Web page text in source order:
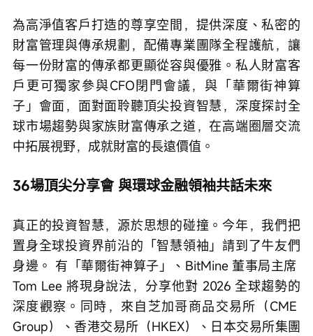
為高淨值客戶打造的尊享空間，提供深度、私密的
財富管理與傳承規劃，配備專業團隊全程護航，讓
每一份財富的傳承都更顯從容與優雅。私人財富客
戶更可獨家參與CFO閉門會議，與「華爾街神算
子」會面，面對面聆聽頂尖投資智慧，深度探討全
球市場趨勢與家族財富傳承之道，在高端圈層交流
中拓展視野，成就財富的長遠價值。
36場頂尖分享會 與環球金融領袖共話未來
真正的投資智慧，源於思想的碰撞。今年，我們把
置身全球投資界前沿的「智慧領袖」請到了牛友們
身邊。 有「華爾街神算子」、BitMine 董事局主席
Tom Lee 將現身說法，分享他對 2026 全球趨勢的
深度觀察。同時，來自芝加哥商品交易所（CME
Group）、香港交易所（HKEX）、日本交易所集團